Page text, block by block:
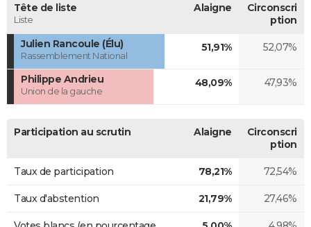
Tête de liste
Liste
Alaigne
Circonscri
ption
Julien Rancoule (Élu)
Rassemblement National
51,91% 52,07%
Philippe Andrieu
Union de la gauche
48,09% 47,93%
Participation au scrutin Alaigne
Circonscri
ption
Taux de participation 78,21% 72,54%
Taux d'abstention 21,79% 27,46%